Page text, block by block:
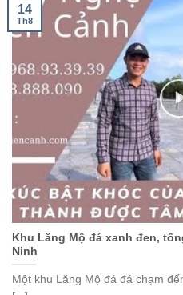
Khu Lăng Mộ đá xanh đen,
Ninh
Một khu Lăng Mộ đá đá chạm
14
Th8